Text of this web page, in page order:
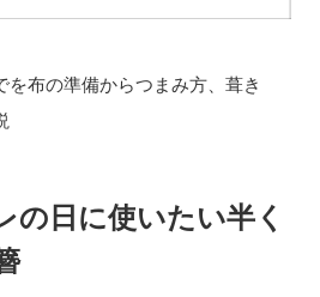
を布の準備からつまみ方、葺き
の日に使いたい半く